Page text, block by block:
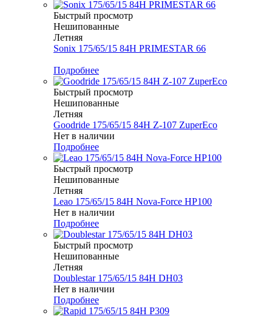
Быстрый просмотр
Нешипованные
Летняя
Sonix 175/65/15 84H PRIMESTAR 66
Подробнее
Быстрый просмотр
Нешипованные
Летняя
Goodride 175/65/15 84H Z-107 ZuperEco
Нет в наличии
Подробнее
Быстрый просмотр
Нешипованные
Летняя
Leao 175/65/15 84H Nova-Force HP100
Нет в наличии
Подробнее
Быстрый просмотр
Нешипованные
Летняя
Doublestar 175/65/15 84H DH03
Нет в наличии
Подробнее